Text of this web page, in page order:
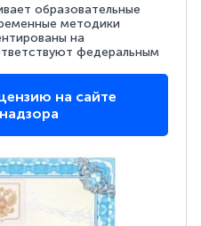
образовательные
методики
на
федеральным
на сайте